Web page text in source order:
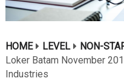
HOME LEVEL
NON-
Loker Batam November
Industries